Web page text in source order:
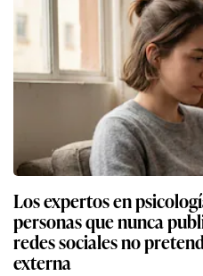
Los expertos en
personas que nunca
redes sociales no
externa